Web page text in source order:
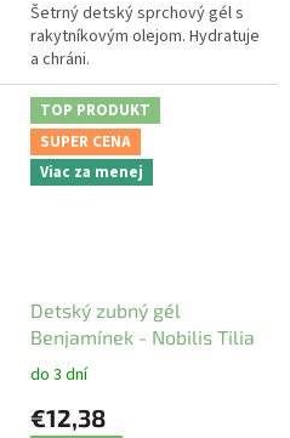
Šetrný detský sprchový gél s
rakytníkovým olejom. Hydratuje
a chráni.
TOP PRODUKT
SUPER CENA
Viac za menej
Detský zubný gél
Benjamínek - Nobilis Tilia
do 3 dní
€12,38